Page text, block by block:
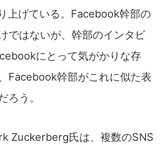
上げている。Facebook幹部の
ではないが、幹部のインタビ
にとって気がかりな存
Facebook幹部がこれに似た表
ろう。
Zuckerberg氏は、複数のSNS